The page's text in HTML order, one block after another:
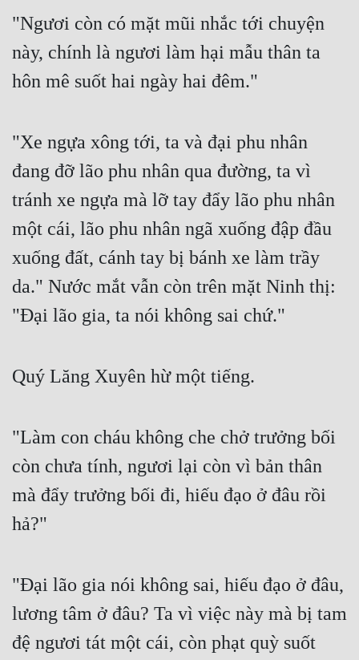
"Ngươi còn có mặt mũi nhắc tới chuyện
này, chính là ngươi làm hại mẫu thân ta
hôn mê suốt hai ngày hai đêm."
"Xe ngựa xông tới, ta và đại phu nhân
đang đỡ lão phu nhân qua đường, ta vì
tránh xe ngựa mà lỡ tay đẩy lão phu nhân
một cái, lão phu nhân ngã xuống đập đầu
xuống đất, cánh tay bị bánh xe làm trầy
da." Nước mắt vẫn còn trên mặt Ninh thị:
"Đại lão gia, ta nói không sai chứ."
Quý Lăng Xuyên hừ một tiếng.
"Làm con cháu không che chở trưởng bối
còn chưa tính, ngươi lại còn vì bản thân
mà đẩy trưởng bối đi, hiếu đạo ở đâu rồi
hả?"
"Đại lão gia nói không sai, hiếu đạo ở đâu,
lương tâm ở đâu? Ta vì việc này mà bị tam
đệ ngươi tát một cái, còn phạt quỳ suốt